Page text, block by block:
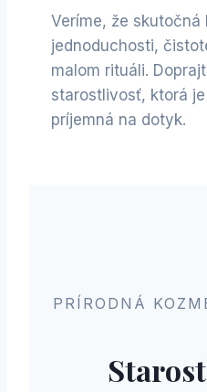
Veríme, že skutočná
jednoduchosti,
malom rituáli.
starostlivosť, ktorá
príjemná na dotyk.
PRÍRODNÁ